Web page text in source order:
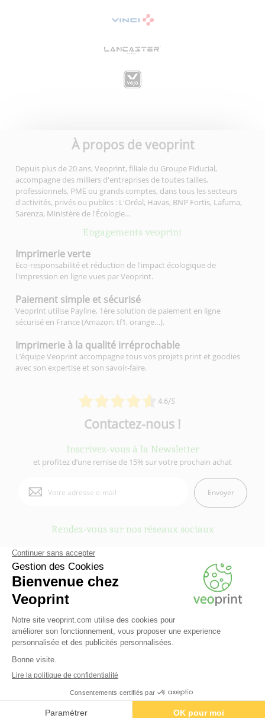
À propos de veoprint
Depuis plus de 20 ans, Veoprint, filiale du Groupe Fiducial,
accompagne des milliers d'entreprises de toutes tailles,
professionnels, PME ou grands comptes, dans tous les secteurs
d'activités, privés ou publics : L'Oréal, Havas, BNP Fortis, Lafuma,
Sarenza, Ministère de l'Écologie…
Engagements veoprint
4.6/5
Imprimerieverte
Eco-responsabilité et réduction de l'impact écologique de
l'impression en ligne vues par Veoprint.
Paiement simple et sécurisé
Veoprint utilise Payline, 1ère solution de paiement en ligne
sécurisé en France (Amazon, tf1, orange…).
Imprimerie à la qualité irréprochable
L’équipe Veoprint accompagne tous vos projets print et goodies
avec son expertise et son savoir-faire.
Contactez-nous !
Inscrivez-vous à la Newsletter
et profitez d’une remise de 15% sur votre prochain achat
Envoyer
Rendez-vous sur nos réseaux sociaux
Veoprint est une marque duGroupe Fiducial
- © 2006-2026 Veoprint | Tous
Qui sommes-nous ?- Mentions légales-Conditions Générales d'Utilisation
Conditions Générales de vente- Cookies-Contactez Veoprint-
-Partenaires